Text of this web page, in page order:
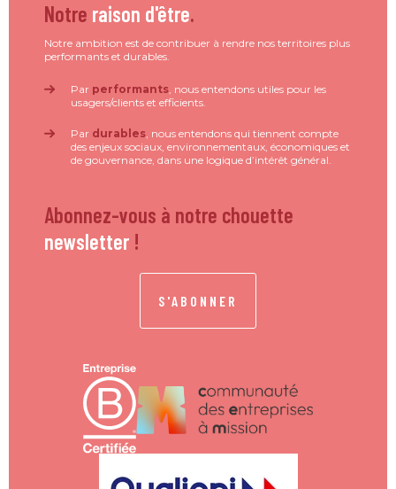
Notre raison d'être.
Notre ambition est de contribuer à rendre nos territoires plus
performants et durables.
Par performants, nous entendons utiles pour les
usagers/clients et efficients.
Par durables, nous entendons qui tiennent compte
des enjeux sociaux, environnementaux, économiques et
de gouvernance, dans une logique d’intérêt général.
Abonnez-vous à notre chouette
newsletter !
S'ABONNER